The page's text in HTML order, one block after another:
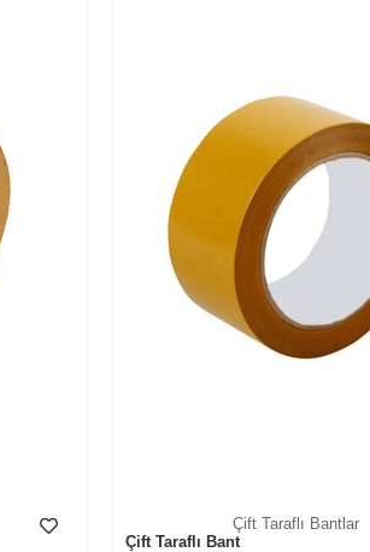
Çift Taraflı Bantlar
Çift Taraflı Bant